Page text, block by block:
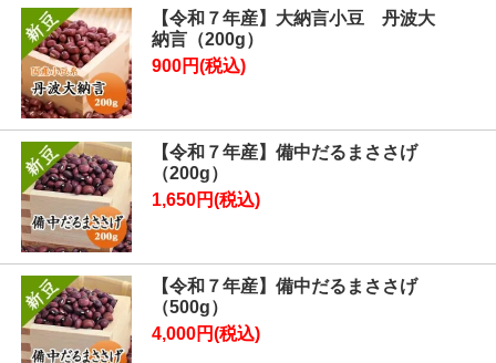
【令和７年産】大納言小豆 丹波大
納言（200g）
900円(税込)
【令和７年産】備中だるまささげ
（200g）
1,650円(税込)
【令和７年産】備中だるまささげ
（500g）
4,000円(税込)